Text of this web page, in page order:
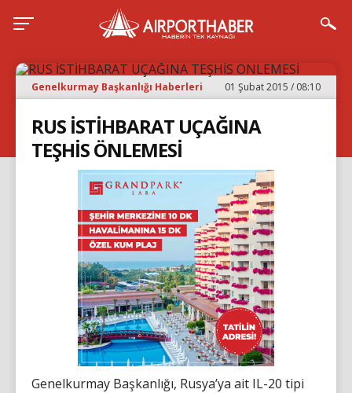
Genelkurmay Başkanlığı Haberleri 01 Şubat 2015 / 08:10
RUS İSTİHBARAT UÇAĞINA
TEŞHİS ÖNLEMESİ
Genelkurmay Başkanlığı, Rusya’ya ait IL-20 tipi